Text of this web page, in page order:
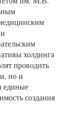
холдинга
проводить
но и
единые
создания